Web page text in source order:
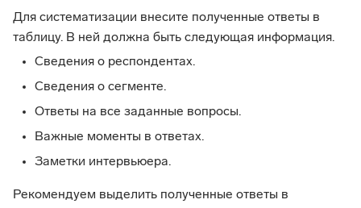
Для систематизации внесите полученные ответы в
таблицу. В ней должна быть следующая информация.
Сведения о респондентах.
Сведения о сегменте.
Ответы на все заданные вопросы.
Важные моменты в ответах.
Заметки интервьюера.
Рекомендуем выделить полученные ответы в